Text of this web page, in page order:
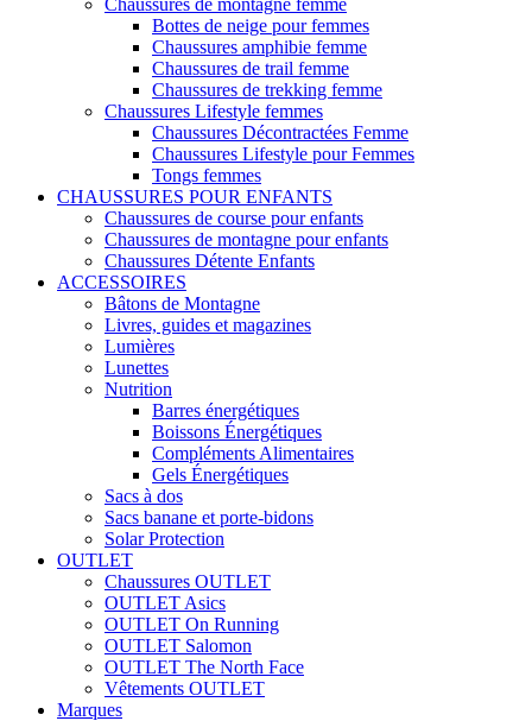
Chaussures de montagne femme
Bottes de neige pour femmes
Chaussures amphibie femme
Chaussures de trail femme
Chaussures de trekking femme
Chaussures Lifestyle femmes
Chaussures Décontractées Femme
Chaussures Lifestyle pour Femmes
Tongs femmes
CHAUSSURES POUR ENFANTS
Chaussures de course pour enfants
Chaussures de montagne pour enfants
Chaussures Détente Enfants
ACCESSOIRES
Bâtons de Montagne
Livres, guides et magazines
Lumières
Lunettes
Nutrition
Barres énergétiques
Boissons Énergétiques
Compléments Alimentaires
Gels Énergétiques
Sacs à dos
Sacs banane et porte-bidons
Solar Protection
OUTLET
Chaussures OUTLET
OUTLET Asics
OUTLET On Running
OUTLET Salomon
OUTLET The North Face
Vêtements OUTLET
Marques